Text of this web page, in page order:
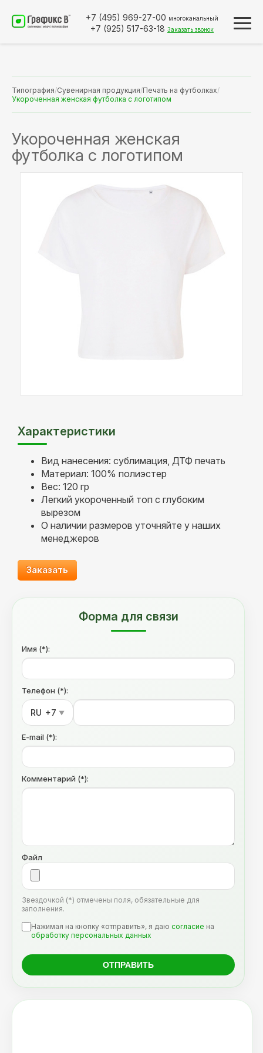
+7 (495) 969-27-00 многоканальный
+7 (925) 517-63-18 Заказать звонок
Типография/Сувенирная продукция/Печать на футболках/
Укороченная женская футболка с логотипом
Укороченная женская
футболка с логотипом
Характеристики
Вид нанесения: сублимация, ДТФ печать
Материал: 100% полиэстер
Вес: 120 гр
Легкий укороченный топ с глубоким
вырезом
О наличии размеров уточняйте у наших
менеджеров
Заказать
Форма для связи
Имя (*):
Телефон (*):
RU +7 ▼
E-mail (*):
Комментарий (*):
Файл
Звездочкой (*) отмечены поля, обязательные для
заполнения.
Нажимая на кнопку «отправить», я даю согласие на
обработку персональных данных